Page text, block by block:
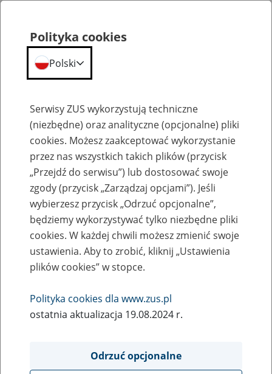
Wsparcie na każdym etapie życia
Koniec życia
Gdy zbliża się kres życia osoby z niepełnosprawnością lub
instytucjonalnego można skorzystać. W tym rozdziale
znajdziesz informacje o najważniejszych świadczeniach i
Polityka cookies
Polski
Serwisy ZUS wykorzystują techniczne
(niezbędne) oraz analityczne (opcjonalne) pliki
cookies. Możesz zaakceptować wykorzystanie
przez nas wszystkich takich plików (przycisk
„Przejdź do serwisu”) lub dostosować swoje
zgody (przycisk „Zarządzaj opcjami”). Jeśli
wybierzesz przycisk „Odrzuć opcjonalne”,
będziemy wykorzystywać tylko niezbędne pliki
cookies. W każdej chwili możesz zmienić swoje
ustawienia. Aby to zrobić, kliknij „Ustawienia
plików cookies” w stopce.
Polityka cookies dla www.zus.pl
ostatnia aktualizacja 19.08.2024 r.
Odrzuć opcjonalne